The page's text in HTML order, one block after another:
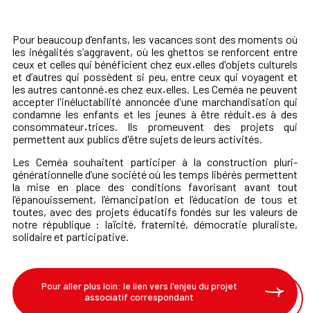
Pour beaucoup d’enfants, les vacances sont des moments où
les inégalités s’aggravent, où les ghettos se renforcent entre
ceux et celles qui bénéficient chez eux·elles d'objets culturels
et d’autres qui possèdent si peu, entre ceux qui voyagent et
les autres cantonné·es chez eux·elles. Les Ceméa ne peuvent
accepter l'inéluctabilité annoncée d'une marchandisation qui
condamne les enfants et les jeunes à être réduit·es à des
consommateur·trices. Ils promeuvent des projets qui
permettent aux publics d'être sujets de leurs activités.
Les Ceméa souhaitent participer à la construction pluri-
générationnelle d’une société où les temps libérés permettent
la mise en place des conditions favorisant avant tout
l’épanouissement, l’émancipation et l’éducation de tous et
toutes, avec des projets éducatifs fondés sur les valeurs de
notre république : laïcité, fraternité, démocratie pluraliste,
solidaire et participative.
Pour aller plus loin: le lien vers l'enjeu du projet
associatif correspondant